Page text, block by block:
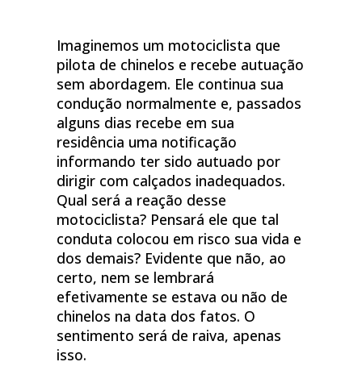
Imaginemos um motociclista que
pilota de chinelos e recebe autuação
sem abordagem. Ele continua sua
condução normalmente e, passados
alguns dias recebe em sua
residência uma notificação
informando ter sido autuado por
dirigir com calçados inadequados.
Qual será a reação desse
motociclista? Pensará ele que tal
conduta colocou em risco sua vida e
dos demais? Evidente que não, ao
certo, nem se lembrará
efetivamente se estava ou não de
chinelos na data dos fatos. O
sentimento será de raiva, apenas
isso.